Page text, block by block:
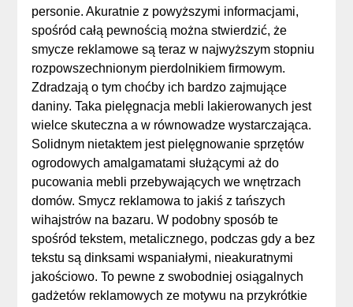
personie. Akuratnie z powyższymi informacjami,
spośród całą pewnością można stwierdzić, że
smycze reklamowe są teraz w najwyższym stopniu
rozpowszechnionym pierdolnikiem firmowym.
Zdradzają o tym choćby ich bardzo zajmujące
daniny. Taka pielęgnacja mebli lakierowanych jest
wielce skuteczna a w równowadze wystarczająca.
Solidnym nietaktem jest pielęgnowanie sprzętów
ogrodowych amalgamatami służącymi aż do
pucowania mebli przebywających we wnętrzach
domów. Smycz reklamowa to jakiś z tańszych
wihajstrów na bazaru. W podobny sposób te
spośród tekstem, metalicznego, podczas gdy a bez
tekstu są dinksami wspaniałymi, nieakuratnymi
jakościowo. To pewne z swobodniej osiągalnych
gadżetów reklamowych ze motywu na przykrótkie